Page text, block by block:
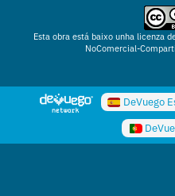
Esta obra está baixo unha licenza
NoComercial-
DeVuego